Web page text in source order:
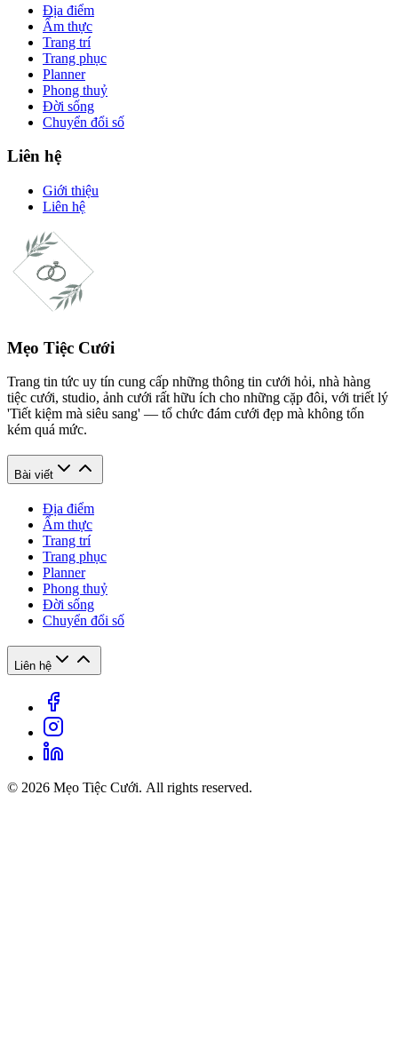
Địa điểm
Ẩm thực
Trang trí
Trang phục
Planner
Phong thuỷ
Đời sống
Chuyển đổi số
Liên hệ
Giới thiệu
Liên hệ
Mẹo Tiệc Cưới
Trang tin tức uy tín cung cấp những thông tin cưới hỏi, nhà hàng
tiệc cưới, studio, ảnh cưới rất hữu ích cho những cặp đôi, với triết lý
'Tiết kiệm mà siêu sang' — tổ chức đám cưới đẹp mà không tốn
kém quá mức.
Bài viết
Địa điểm
Ẩm thực
Trang trí
Trang phục
Planner
Phong thuỷ
Đời sống
Chuyển đổi số
Liên hệ
© 2026 Mẹo Tiệc Cưới. All rights reserved.